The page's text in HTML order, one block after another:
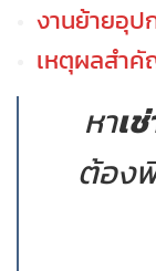
งานย้ายอุป
เหตุผลสำคั
หาเ
ต้อง